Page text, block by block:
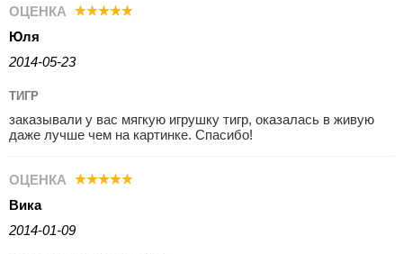
ОЦЕНКА
Юля
2014-05-23
ТИГР
заказывали у вас мягкую игрушку тигр, оказалась в живую
даже лучше чем на картинке. Спасибо!
ОЦЕНКА
Вика
2014-01-09